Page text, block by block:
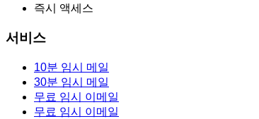
즉시 액세스
서비스
10분 임시 메일
30분 임시 메일
무료 임시 이메일
무료 임시 이메일